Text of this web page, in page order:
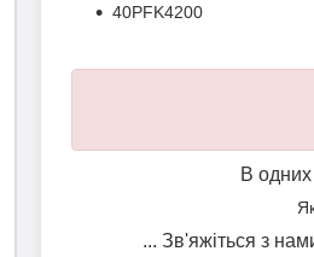
40PFK4200
В одних
... Зв'яжіться з